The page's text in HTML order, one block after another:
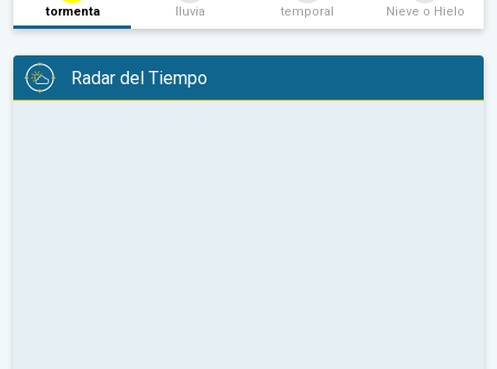
tormenta lluvia temporal Nieve o Hielo
Radar del Tiempo